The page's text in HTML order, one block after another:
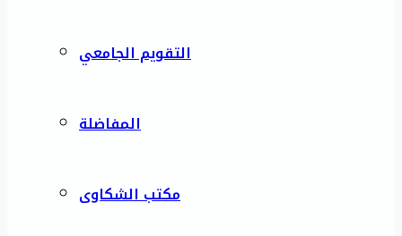
التقويم الجامعي
المفاضلة
مكتب الشكاوى